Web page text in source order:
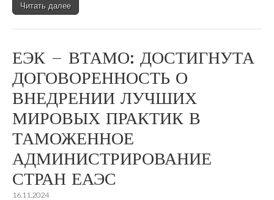
Читать далее
ЕЭК – ВТАМО: ДОСТИГНУТА
ДОГОВОРЕННОСТЬ О
ВНЕДРЕНИИ ЛУЧШИХ
МИРОВЫХ ПРАКТИК В
ТАМОЖЕННОЕ
АДМИНИСТРИРОВАНИЕ
СТРАН ЕАЭС
16.11.2024